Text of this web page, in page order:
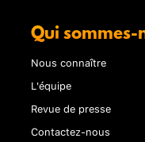
Qui sommes-
Nous connaître
L'équipe
Revue de presse
Contactez-nous